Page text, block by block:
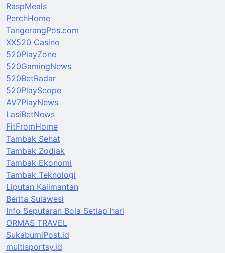
RaspMeals
PerchHome
TangerangPos.com
XX520 Casino
520PlayZone
520GamingNews
520BetRadar
520PlayScope
AV7PlayNews
LasiBetNews
FitFromHome
Tambak Sehat
Tambak Zodiak
Tambak Ekonomi
Tambak Teknologi
Liputan Kalimantan
Berita Sulawesi
Info Seputaran Bola Setiap hari
ORMAS TRAVEL
SukabumiPost.id
multisportsy.id